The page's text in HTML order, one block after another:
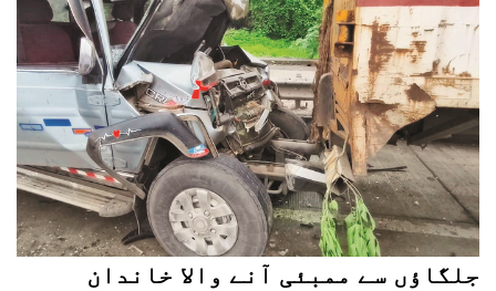
جلگاؤں سے ممبئی آنے والا خاندان